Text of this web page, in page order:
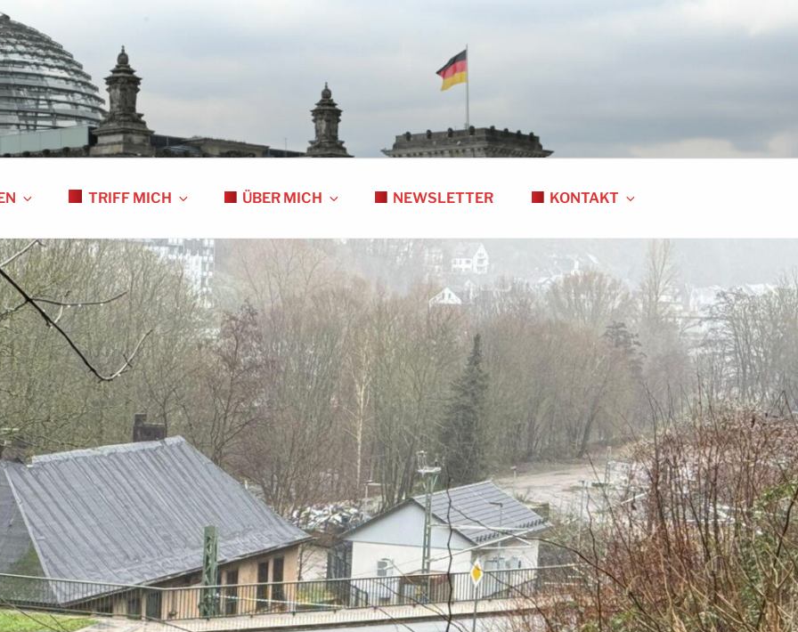
TRIFF MICH ÜBER MICH NEWSLETTER KONTAKT